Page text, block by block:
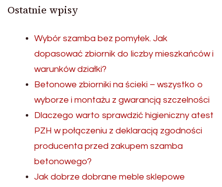
Ostatnie wpisy
Wybór szamba bez pomyłek. Jak
dopasować zbiornik do liczby mieszkańców i
warunków działki?
Betonowe zbiorniki na ścieki – wszystko o
wyborze i montażu z gwarancją szczelności
Dlaczego warto sprawdzić higieniczny atest
PZH w połączeniu z deklaracją zgodności
producenta przed zakupem szamba
betonowego?
Jak dobrze dobrane meble sklepowe